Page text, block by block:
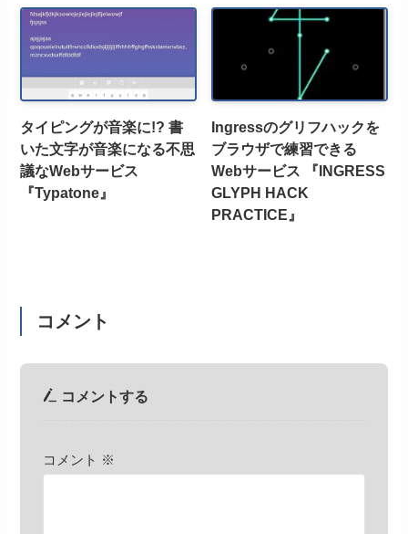
タイピングが音楽に!? 書
いた文字が音楽になる不思
議なWebサービス
『Typatone』
Ingressのグリフハックを
ブラウザで練習できる
Webサービス 『INGRESS
GLYPH HACK
PRACTICE』
コメント
コメントする
コメント ※